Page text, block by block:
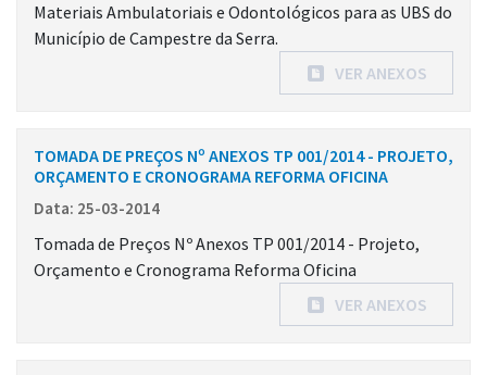
Materiais Ambulatoriais e Odontológicos para as UBS do
Município de Campestre da Serra.
VER ANEXOS
TOMADA DE PREÇOS Nº ANEXOS TP 001/2014 - PROJETO,
ORÇAMENTO E CRONOGRAMA REFORMA OFICINA
Data: 25-03-2014
Tomada de Preços Nº Anexos TP 001/2014 - Projeto,
Orçamento e Cronograma Reforma Oficina
VER ANEXOS